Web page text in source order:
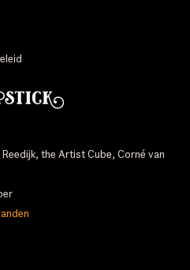
Reedijk, the Artist Cube, Corné van